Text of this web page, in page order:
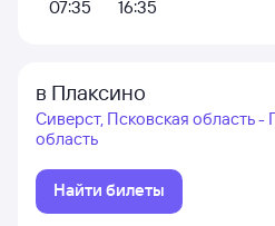
07:35
16:35
в Плаксино
Сиверст, Псковская область -
область
Найти билеты